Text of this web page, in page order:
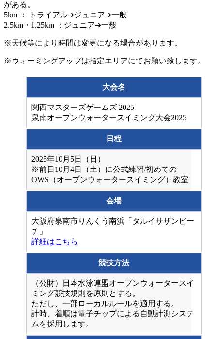
がある。
5km ： トライアル➔ジュニア➔一般
2.5km・1.25km ：ジュニア➔一般
※天候等により時間は変更になる場合があります。
※ウォーミングアップは指定エリアにてお願い致します。
大会名
関西マスターズゲームズ 2025
泉南オープンウォータースイミング大会2025
日程
2025年10月5日（日）
※前日10月4日（土）に公式練習/初めての
OWS（オープンウォータースイミング）教室
会場
大阪府泉南市りんくう南浜「タルイサザンビー
チ」
詳細はこちら
競技方法
（公財）日本水泳連盟オープンウォータースイ
ミング競技規則を原則とする。
ただし、一部ローカルルールを適用する。
計時、着順は電子チップによる自動計測システ
ムを採用します。